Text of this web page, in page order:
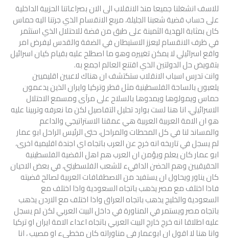
للاسف انشغلنا جميعا منذ الانقلاب الى الان بصراعاتنا الحزبية الداخلية
على حساب قضية شعبنا الجليلة، مربع الانقسام الذي جرتنا اليه حماس
كان بمثابة الهدية الثمينة على طبق من فضة للاحتلال الذي استثمر
في ظرف الانقسام ليعزز الاستيطان في الضفة والقدس ليفرض امر
واقع اسرائيلي لا يمكن تغييره وهو ما اصطلح عليه بقيام كيان اسرائيل
بتقويض حل الدولتين الذي اقتنع العالم اجمع به.
وانت تدرس اسباب الانقلاب ستكتشف ان هناك لاعبين اقليميين
يلعبون بالساحة الفلسطينية مثل قطر وتركيا وايران الذين يدعمون
حماس ويمولوها ويمدوها بالسلاح على مرآى ومسمع الاحتلال
الاسرائيلي، انا هنا لست بوارد تحليل التفاصيل لكن ما نعرفه وتربينا عليه
هو ان الامة العربية العربية هي عمقنا الاستراتيجي والداعم
والمساند لنا في كل المحطات والمراحل، حتى الرئيس الراحل ابو عمار
لم يسجل في تاريخه انه خرج عن العرب باتجاه اي اجندة اقليمية اخرى،
ابو عمار كان يعلم ويؤمن ان العرب هم اهل القضية الفلسطينية
الحقيقيين وهم الحضن الدافيء للشعب الفلسطيني، في بعض الاحيان
كان يناور ويحاول ان يستفيد من الاصطفافات العربية لصالح قضيته
فاذا اختلف مع مصر يذهب باتجاه السعودية واذا اختلف مع
السعودية والخليج يذهب باتجاه العراق واذا اختلف مع الاردن يذهب
باتجاه مصر ويستمر في المناورة في داخل البيت العربي لكن لم يسجل
عليه اطلاقا انه خرج خارج البيت العربي باتجاه اعداء الامة ايران او تركيا
وانا هنا لا اقول ان ابوعمار في مناوراته كان مخطيء او مصيب ، انا